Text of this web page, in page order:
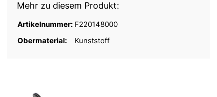
Mehr zu diesem Produkt:
Artikelnummer: F220148000
Obermaterial:
Kunststoff